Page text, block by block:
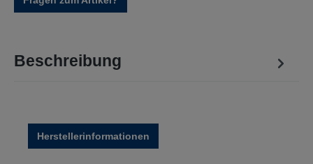
Beschreibung
Herstellerinformationen